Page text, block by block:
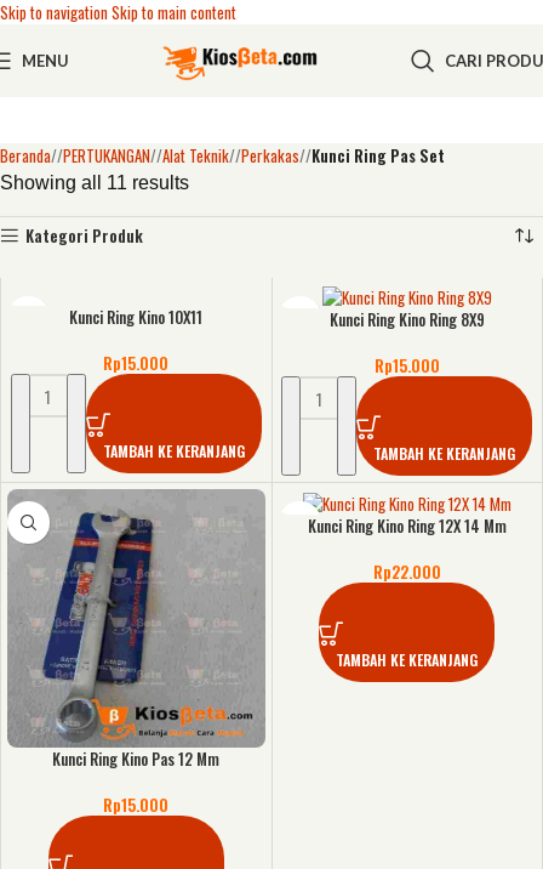
Skip to navigationSkip to main content
MENU CARI
Beranda/ PERTUKANGAN/ Alat Teknik/ Perkakas/ Kunci Ring Pas Set
Showing all 11 results
Kategori Produk
Kunci Ring Kino 10X11
Rp15.000
TAMBAH KE KERANJANG
Kunci Ring Kino Ring 8X9
Rp15.000
TAMBAH KE KERANJANG
Kunci Ring Kino Pas 12 Mm
Rp15.000
Kunci Ring Kino Ring 12X 14 Mm
Rp22.000
TAMBAH KE KERANJANG